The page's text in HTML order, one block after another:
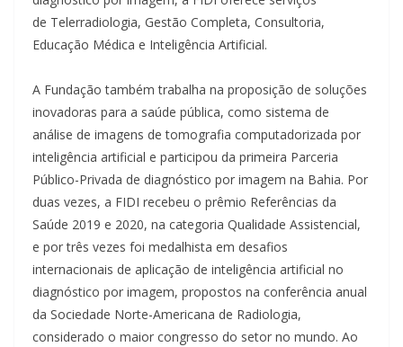
de Telerradiologia, Gestão Completa, Consultoria,
Educação Médica e Inteligência Artificial.
A Fundação também trabalha na proposição de soluções
inovadoras para a saúde pública, como sistema de
análise de imagens de tomografia computadorizada por
inteligência artificial e participou da primeira Parceria
Público-Privada de diagnóstico por imagem na Bahia. Por
duas vezes, a FIDI recebeu o prêmio Referências da
Saúde 2019 e 2020, na categoria Qualidade Assistencial,
e por três vezes foi medalhista em desafios
internacionais de aplicação de inteligência artificial no
diagnóstico por imagem, propostos na conferência anual
da Sociedade Norte-Americana de Radiologia,
considerado o maior congresso do setor no mundo. Ao